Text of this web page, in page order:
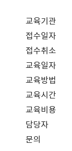
교육기관
접수일자
접수취소
교육일자
교육방법
교육시간
교육비용
담당자
문의